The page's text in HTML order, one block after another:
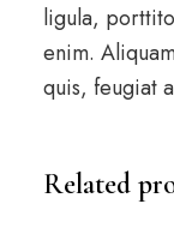
ligula,
enim.
quis, feugiat
Related